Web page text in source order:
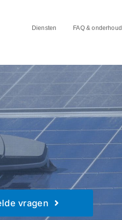
Diensten FAQ & onderhoud
vragen